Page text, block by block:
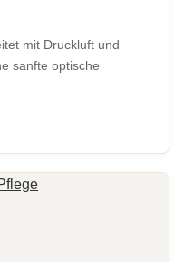
mit Druckluft und
sanfte optische